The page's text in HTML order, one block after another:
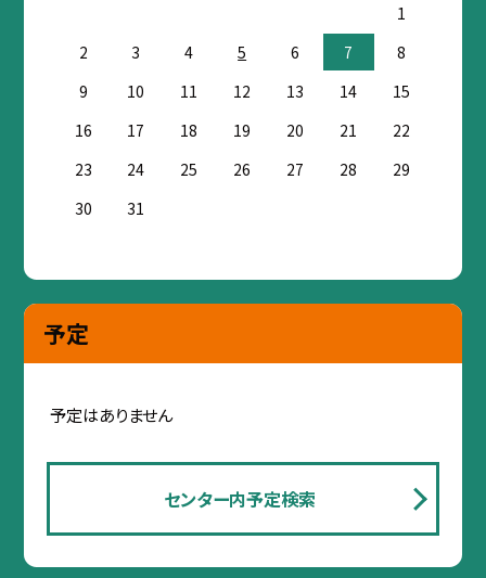
1
2
3 4 5 6 7
8
9
10 11 12 13 14
15
16
17 18 19 20 21
22
23
24 25 26 27 28
29
30
31
予定
予定はありません
センター内予定検索